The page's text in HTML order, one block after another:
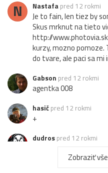
N Nastafa pred 12 rokmi
Je to fain, len tiez by
Skus mrknut na tieto
http://
kurzy, mozno pomoze.
do tvare, ale paci sa mi
Gabson pred 12 rokmi
agentka 008
hasič pred 12 rokmi
+
dudros pred 12 rokmi
ruky , ale napriek
Zobraziť